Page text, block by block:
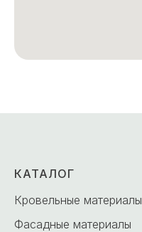
КАТАЛОГ
Кровельные материалы
Фасадные материалы